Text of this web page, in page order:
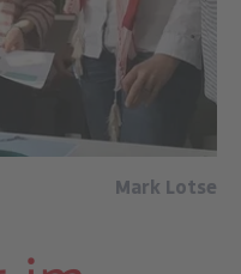
Mark Lotse